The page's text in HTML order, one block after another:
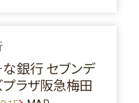
な銀行 セブンデ
プラザ阪急梅田